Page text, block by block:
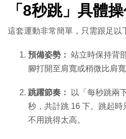
「 8秒跳」具體
這套運動非常簡單，只需跟足以
預備姿勢： 站立時保持背
腳打開至肩寬或稍微比肩寬
跳躍節奏：
以「每秒跳兩
秒，共計跳 16 下。跳起時
不用跳得太高。